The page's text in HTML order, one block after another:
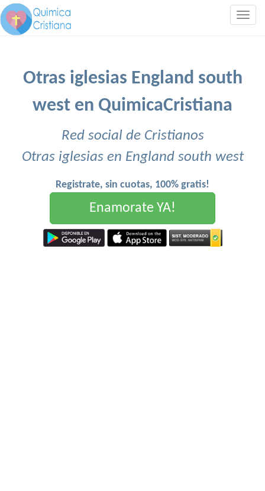
Otras iglesias England south
west en QuimicaCristiana
Red social de Cristianos
Otras iglesias en England south west
Registrate, sin cuotas, 100% gratis!
Enamorate YA!